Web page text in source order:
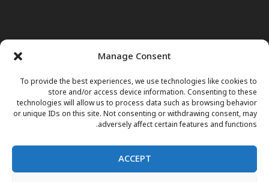
Manage Consent
To provide the best experiences, we use technologies like cookies to
store and/or access device information. Consenting to these
technologies will allow us to process data such as browsing behavior
or unique IDs on this site. Not consenting or withdrawing consent, may
adversely affect certain features and functions.
ACCEPT